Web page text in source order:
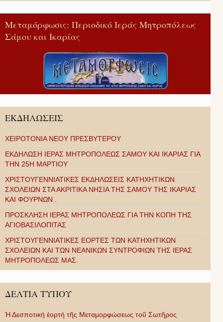
Μεταμόρφωσις: Περιοδικό Ιεράς Μητροπόλεως
Σάμου και Ικαρίας
ΕΚΔΗΛΩΣΕΙΣ
ΧΕΙΡΟΤΟΝΙΑ ΝΕΟΥ ΠΡΕΣΒΥΤΕΡΟΥ
ΕΚΔΗΛΩΣΗ ΙΕΡΑΣ ΜΗΤΡΟΠΟΛΕΩΣ ΣΑΜΟΥ ΚΑΙ ΙΚΑΡΙΑΣ ΓΙΑ
ΤΗΝ 25Η ΜΑΡΤΙΟΥ
ΧΡΙΣΤΟΥΓΕΝΝΙΑΤΙΚΕΣ ΕΚΔΗΛΩΣΕΙΣ ΚΑΤΗΧΗΤΙΚΩΝ
ΣΧΟΛΕΙΩΝ ΣΤΑ ΑΚΡΙΤΙΚΑ ΝΗΣΙΑ ΤΗΣ ΣΑΜΟΥ ΤΗΣ ΙΚΑΡΙΑΣ
ΚΑΙ ΦΟΥΡΝΩΝ .
ΠΡΟΣΚΛΗΣΗ ΙΕΡΑΣ ΜΗΤΡΟΠΟΛΕΩΣ ΓΙΑ ΤΗΝ ΚΟΠΗ ΤΗΣ
ΑΓΙΟΒΑΣΙΛΟΠΙΤΑΣ
ΧΡΙΣΤΟΥΓΕΝΝΙΑΤΙΚΕΣ ΕΟΡΤΕΣ ΤΩΝ ΚΑΤΗΧΗΤΙΚΩΝ
ΣΧΟΛΕΙΩΝ ΚΑΙ ΤΩΝ ΝΕΑΝΙΚΩΝ ΣΥΝΤΡΟΦΙΩΝ ΤΗΣ ΙΕΡΑΣ
ΜΗΤΡΟΠΟΛΕΩΣ ΜΑΣ.
ΔΕΛΤΙΑ ΤΥΠΟΥ
Ἡ Δεσποτική ἑορτή τῆς Μεταμορφώσεως τοῦ Σωτῆρος